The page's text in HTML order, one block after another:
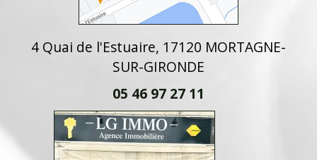
4 Quai de l'Estuaire, 17120 MORTAGNE-
SUR-GIRONDE
05 46 97 27 11